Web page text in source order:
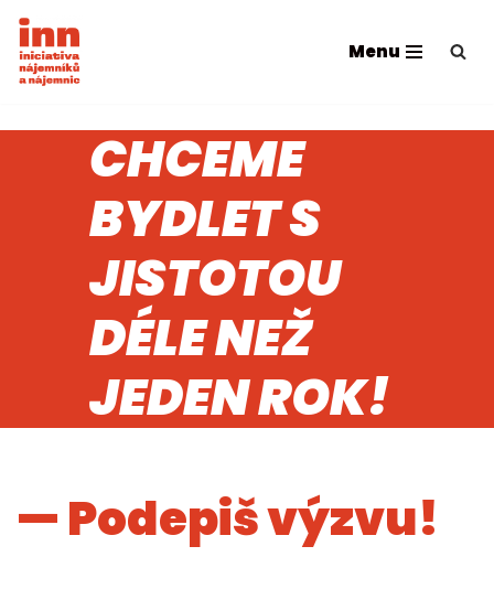
Přeskočit
na
Menu
CHCEME
BYDLET S
JISTOTOU
DÉLE NEŽ
JEDEN ROK!
— Podepiš výzvu!